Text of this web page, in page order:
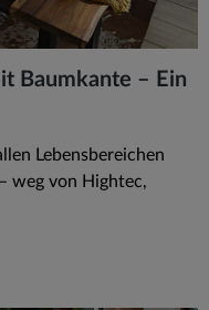
Baumkante – Ein
Lebensbereichen
weg von Hightec,